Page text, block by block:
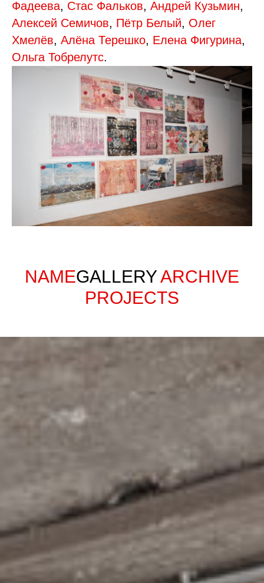
Фадеева, Стас Фальков, Андрей Кузьмин,
Алексей Семичов, Пётр Белый, Олег
Хмелёв, Алёна Терешко, Елена Фигурина,
Ольга Тобрелутс.
NAMEGALLERYARCHIVE
PROJECTS